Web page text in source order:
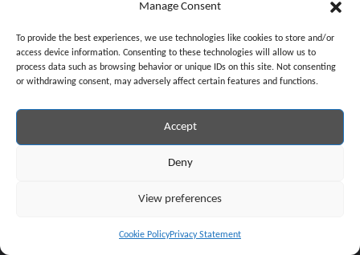
Manage Consent
To provide the best experiences, we use technologies like cookies to store and/or
access device information. Consenting to these technologies will allow us to
process data such as browsing behavior or unique IDs on this site. Not consenting
or withdrawing consent, may adversely affect certain features and functions.
Accept
Deny
View preferences
Cookie PolicyPrivacy Statement
Подписка на email рассылку:
Продолжая, вы соглашаетесь с нашей политикой
Copyright © 2024 All Rights Reserved by